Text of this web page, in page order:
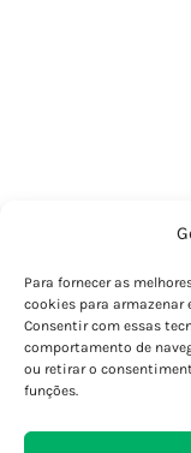
Para fornecer as
cookies para armazenar
Consentir com essas
comportamento de
ou retirar o
funções.